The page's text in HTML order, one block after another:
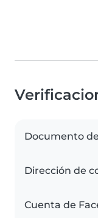
Documento
Dirección de
Cuenta de